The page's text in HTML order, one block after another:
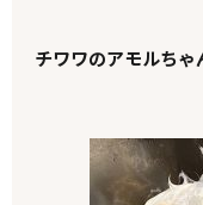
チワワのアモルちゃ